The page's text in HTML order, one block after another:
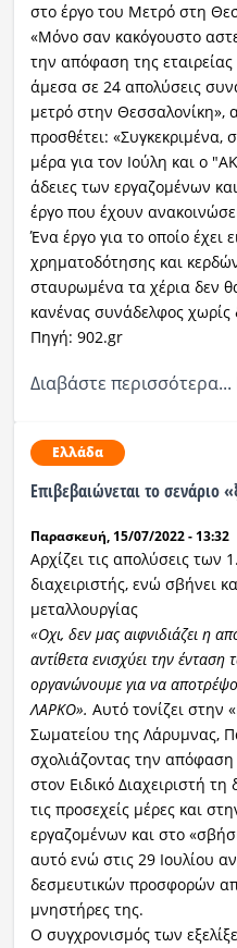
στο έργο του Μετρό στη
«Μόνο σαν κακόγουστο
την απόφαση της
άμεσα σε 24 απολύσεις
μετρό στην Θεσσαλονίκη»,
προσθέτει: «Συγκεκριμένα,
μέρα για τον Ιούλη και ο
άδειες των εργαζομένων
έργο που έχουν
Ένα έργο για το οποίο έχει
χρηματοδότησης και
σταυρωμένα τα χέρια δεν
κανένας συνάδελφος χωρίς
Πηγή: 902.gr
Διαβάστε περισσότερα...
Ελλάδα
Eπιβεβαιώνεται το σενάριο
Παρασκευή, 15/07/2022 - 13:32
Αρχίζει τις απολύσεις των
διαχειριστής, ενώ σβήνει
μεταλλουργίας
«Οχι, δεν μας αιφνιδιάζει η
αντίθετα ενισχύει την
οργανώνουμε για να
ΛΑΡΚΟ». Αυτό τονίζει στην
Σωματείου της Λάρυμνας,
σχολιάζοντας την απόφαση
στον Ειδικό Διαχειριστή
τις προσεχείς μέρες και
εργαζομένων και στο
αυτό ενώ στις 29 Ιουλίου
δεσμευτικών προσφορών
μνηστήρες της.
Ο συγχρονισμός των